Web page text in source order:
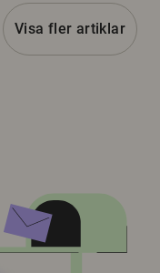
Visa fler artiklar